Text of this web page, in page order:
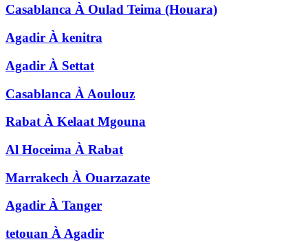
Casablanca À Oulad Teima (Houara)
Agadir À kenitra
Agadir À Settat
Casablanca À Aoulouz
Rabat À Kelaat Mgouna
Al Hoceima À Rabat
Marrakech À Ouarzazate
Agadir À Tanger
tetouan À Agadir